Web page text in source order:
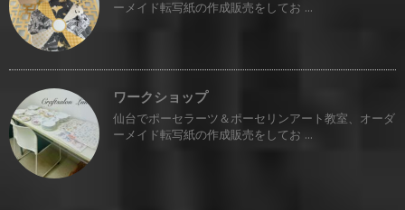
ーメイド転写紙の作成販売をしてお ...
ワークショップ
仙台でポーセラーツ＆ポーセリンアート教室、オーダ
ーメイド転写紙の作成販売をしてお ...